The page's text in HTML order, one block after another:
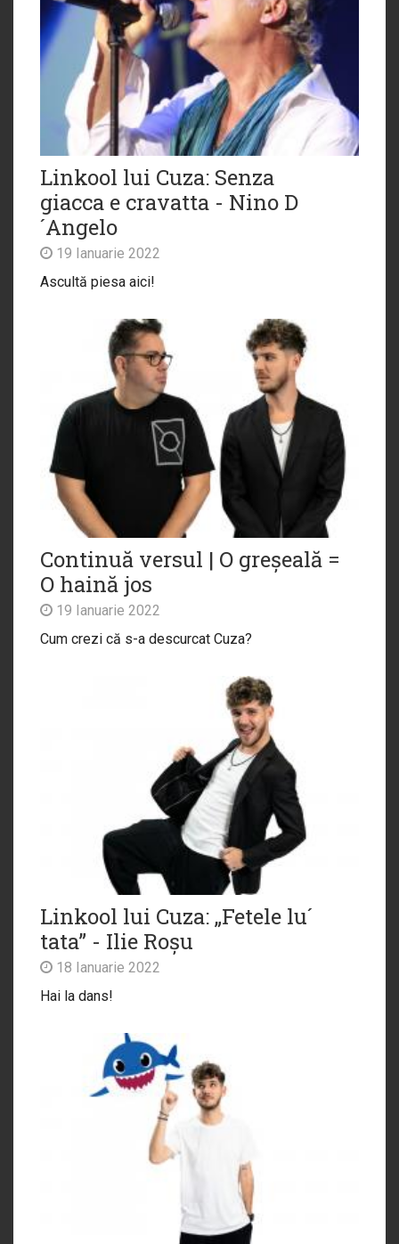
Linkool lui Cuza: Senza
giacca e cravatta - Nino D
´Angelo
19 Ianuarie 2022
Ascultă piesa aici!
Continuă versul | O greșeală =
O haină jos
19 Ianuarie 2022
Cum crezi că s-a descurcat Cuza?
Linkool lui Cuza: „Fetele lu´
tata” - Ilie Roșu
18 Ianuarie 2022
Hai la dans!